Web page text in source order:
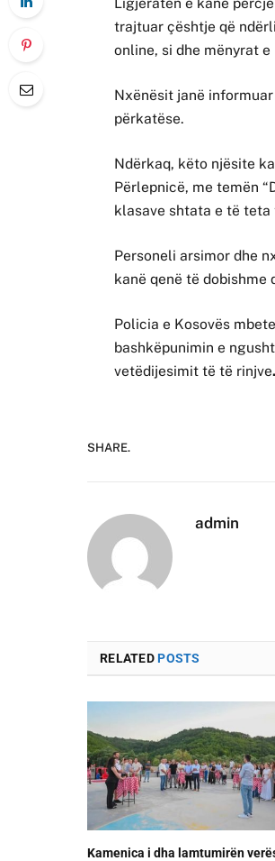
trajtuar çështje që
online, si dhe mënyrat
Nxënësit janë
përkatëse.
Ndërkaq, këto njësite
Përlepnicë, me temën
klasave shtata e të
Personeli arsimor dhe
kanë qenë të dobishme
Policia e Kosovës
bashkëpunimin e
vetëdijesimit të të rinjve
SHARE.
admin
RELATEDPOSTS
Kamenica i dha lamtumirën